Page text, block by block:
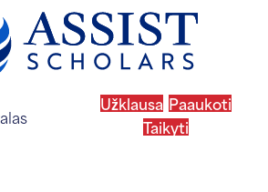
tėvų portalo
Užklausa Paaukoti
Taikyti